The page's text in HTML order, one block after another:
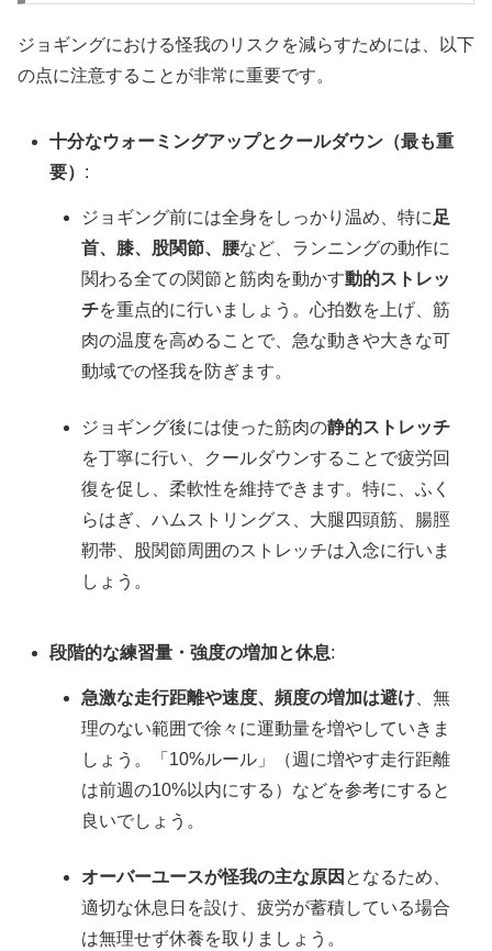
ジョギングにおける怪我のリスクを減らすためには、以下
の点に注意することが非常に重要です。
十分なウォーミングアップとクールダウン（最も重
要） :
ジョギング前には全身をしっかり温め、特に 足
首、膝、股関節、腰など、ランニングの動作に
関わる全ての関節と筋肉を動かす動的ストレッ
チを重点的に行いましょう。心拍数を上げ、筋
肉の温度を高めることで、急な動きや大きな可
動域での怪我を防ぎます。
ジョギング後には使った筋肉の静的ストレッチ
を丁寧に行い、クールダウンすることで疲労回
復を促し、柔軟性を維持できます。特に、ふく
らはぎ、ハムストリングス、大腿四頭筋、腸脛
靭帯、股関節周囲のストレッチは入念に行いま
しょう。
段階的な練習量・強度の増加と休息:
急激な走行距離や速度、頻度の増加は避け 、無
理のない範囲で徐々に運動量を増やしていきま
しょう。「10%ルール」（週に増やす走行距離
は前週の10%以内にする）などを参考にすると
良いでしょう。
オーバーユースが怪我の主な原因 となるため、
適切な休息日を設け、疲労が蓄積している場合
は無理せず休養を取りましょう。